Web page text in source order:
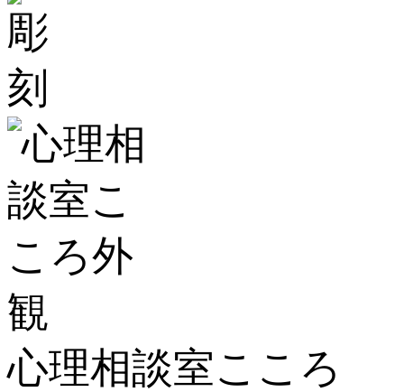
心理相談室こころ